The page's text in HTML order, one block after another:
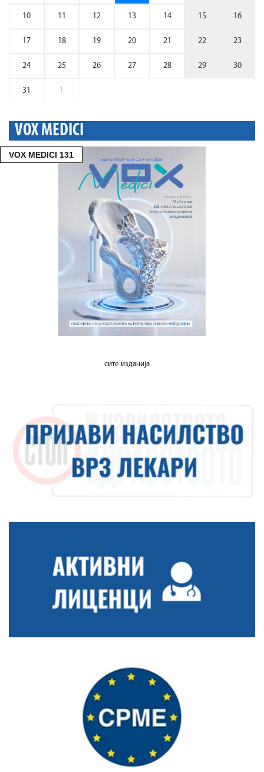
10 11 12 13 14 15 16
17 18 19 20 21 22 23
24 25 26 27 28 29 30
31 1
VOX MEDICI
VOX MEDICI 131
сите изданија